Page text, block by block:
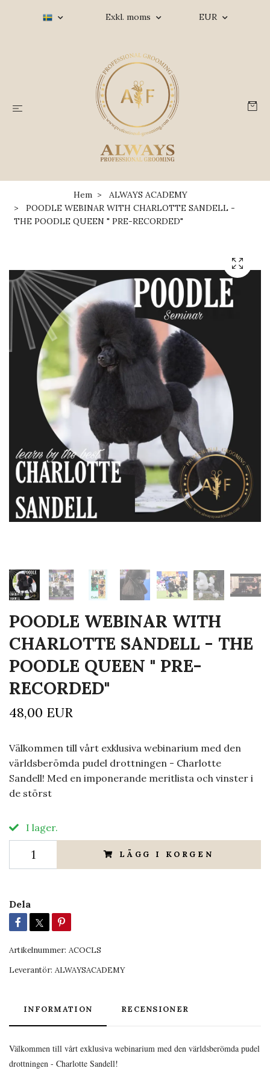
Exkl. moms EUR
Hem
ALWAYS ACADEMY
POODLE WEBINAR WITH CHARLOTTE SANDELL -
THE POODLE QUEEN " PRE-RECORDED"
POODLE WEBINAR WITH
CHARLOTTE SANDELL - THE
POODLE QUEEN " PRE-
RECORDED"
48,00 EUR
Välkommen till vårt exklusiva webinarium med den
världsberömda pudel drottningen - Charlotte
Sandell! Med en imponerande meritlista och vinster i
de störst
I lager.
LÄGG I KORGEN
Dela
Artikelnummer: ACOCLS
Leverantör: ALWAYSACADEMY
INFORMATION RECENSIONER
Välkommen till vårt exklusiva webinarium med den världsberömda pudel
drottningen - Charlotte Sandell!